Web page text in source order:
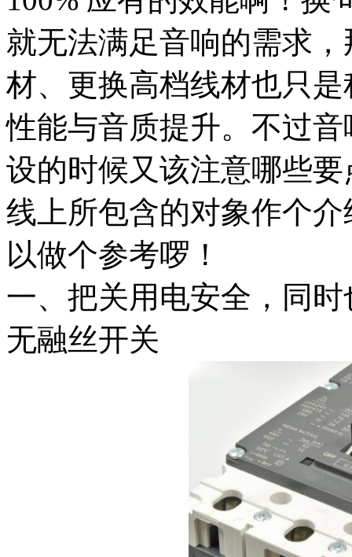
就无法满足音响的需求
材、更换高档线材也只
性能与音质提升。不过
设的时候又该注意哪些
线上所包含的对象作个
以做个参考啰！
一、把关用电安全，同
无融丝开关